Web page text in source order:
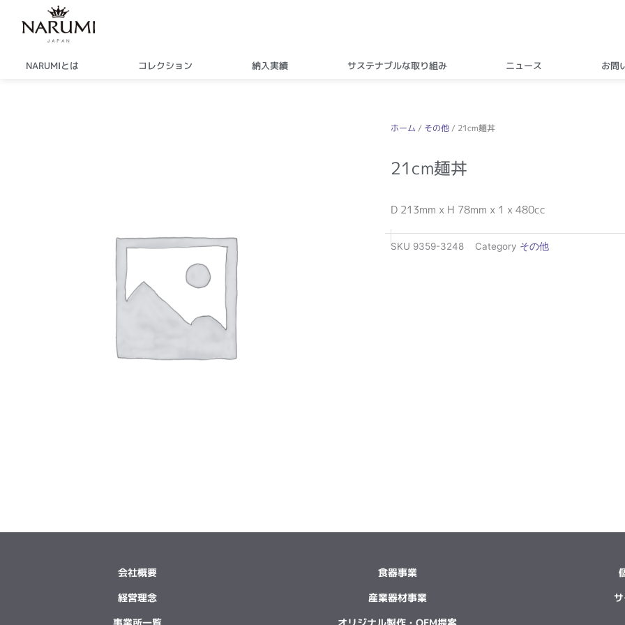
NARUMIとは コレクション 納入実績 サステナブルな取り組み ニュース お問
ホーム / その他 / 21cm麺丼
21cm麺丼
D 213mm x H 78mm x 1 x 480cc
SKU 9359-3248 Category その他
会社概要
経営理念
事業所一覧
食器事業
産業器材事業
オリジナル製作・OEM提案